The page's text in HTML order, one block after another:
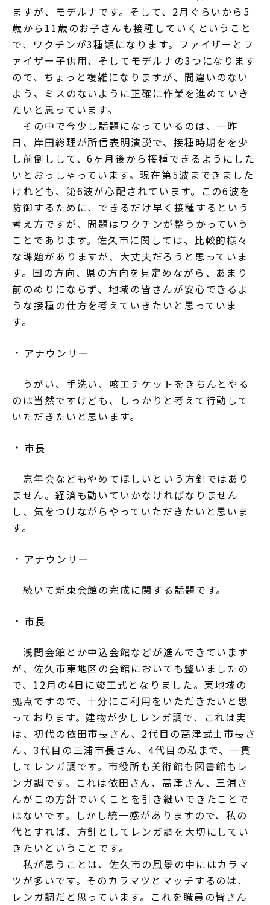
ますが、モデルナです。そして、2月ぐらいから5
歳から11歳のお子さんも接種していくということ
で、ワクチンが3種類になります。ファイザーとフ
ァイザー子供用、そしてモデルナの3つになります
ので、ちょっと複雑になりますが、間違いのない
よう、ミスのないように正確に作業を進めていき
たいと思っています。
その中で今少し話題になっているのは、一昨
日、岸田総理が所信表明演説で、接種時期をを少
し前倒しして、6ヶ月後から接種できるようにした
いとおっしゃっています。現在第5波まできました
けれども、第6波が心配されています。この6波を
防御するために、できるだけ早く接種するという
考え方ですが、問題はワクチンが整うかっていう
ことであります。佐久市に関しては、比較的様々
な課題がありますが、大丈夫だろうと思っていま
す。国の方向、県の方向を見定めながら、あまり
前のめりにならず、地域の皆さんが安心できるよ
うな接種の仕方を考えていきたいと思っていま
す。
アナウンサー
うがい、手洗い、咳エチケットをきちんとやる
のは当然ですけども、しっかりと考えて行動して
いただきたいと思います。
市長
忘年会などもやめてほしいという方針ではあり
ません。経済も動いていかなければなりません
し、気をつけながらやっていただきたいと思いま
す。
アナウンサー
続いて新東会館の完成に関する話題です。
市長
浅間会館とか中込会館などが進んできています
が、佐久市東地区の会館においても整いましたの
で、12月の4日に竣工式となりました。東地域の
拠点ですので、十分にご利用をいただきたいと思
っております。建物が少しレンガ調で、これは実
は、初代の依田市長さん、2代目の高津武士市長さ
ん、3代目の三浦市長さん、4代目の私まで、一貫
してレンガ調です。市役所も美術館も図書館もレ
ンガ調です。これは依田さん、高津さん、三浦さ
んがこの方針でいくことを引き継いできたことで
はないです。しかし統一感がありますので、私の
代とすれば、方針としてレンガ調を大切にしてい
きたいということです。
私が思うことは、佐久市の風景の中にはカラマ
ツが多いです。そのカラマツとマッチするのは、
レンガ調だと思っています。これを職員の皆さん